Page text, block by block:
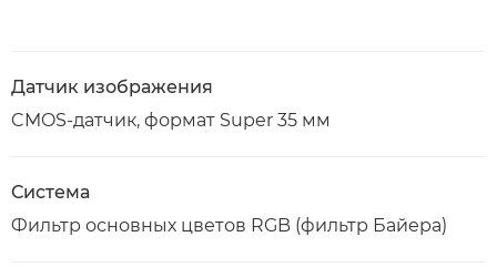
Датчик изображения
CMOS-датчик, формат Super 35 мм
Система
Фильтр основных цветов RGB (фильтр Байера)